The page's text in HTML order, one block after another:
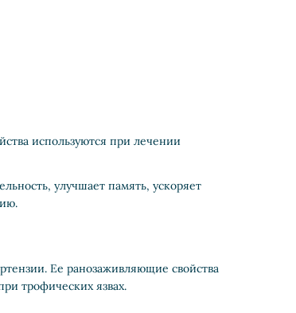
используются при лечении
улучшает память, ускоряет
Ее ранозаживляющие свойства
трофических язвах.